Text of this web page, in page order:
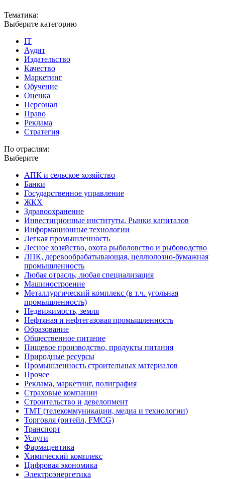
Тематика:
Выберите категорию
IT
Аудит
Издательство
Качество
Маркетинг
Обучение
Оценка
Персонал
Право
Реклама
Стратегия
По отраслям:
Выберите
АПК и сельское хозяйство
Банки
Государственное управление
ЖКХ
Здравоохранение
Инвестиционные институты. Рынки капиталов
Информационные технологии
Легкая промышленность
Лесное хозяйство, охота рыболовство и рыбоводство
ЛПК, деревообрабатывающая, целлюлозно-бумажная
промышленность
Любая отрасль, любая специализация
Машиностроение
Металлургический комплекс (в т.ч. угольная
промышленность)
Недвижимость, земля
Нефтяная и нефтегазовая промышленность
Образование
Общественное питание
Пищевое производство, продукты питания
Природные ресурсы
Промышленность строительных материалов
Прочее
Реклама, маркетинг, полиграфия
Страховые компании
Строительство и девелопмент
ТМТ (телекоммуникации, медиа и технологии)
Торговля (ритейл, FMCG)
Транспорт
Услуги
Фармацевтика
Химический комплекс
Цифровая экономика
Электроэнергетика